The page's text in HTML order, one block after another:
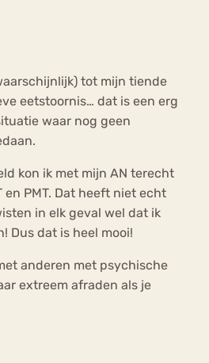
tot mijn tiende
eetstoornis… dat is een erg
waar nog geen
kon ik met mijn AN terecht
en PMT. Dat heeft niet echt
in elk geval wel dat ik
Dus dat is heel mooi!
anderen met psychische
extreem afraden als je